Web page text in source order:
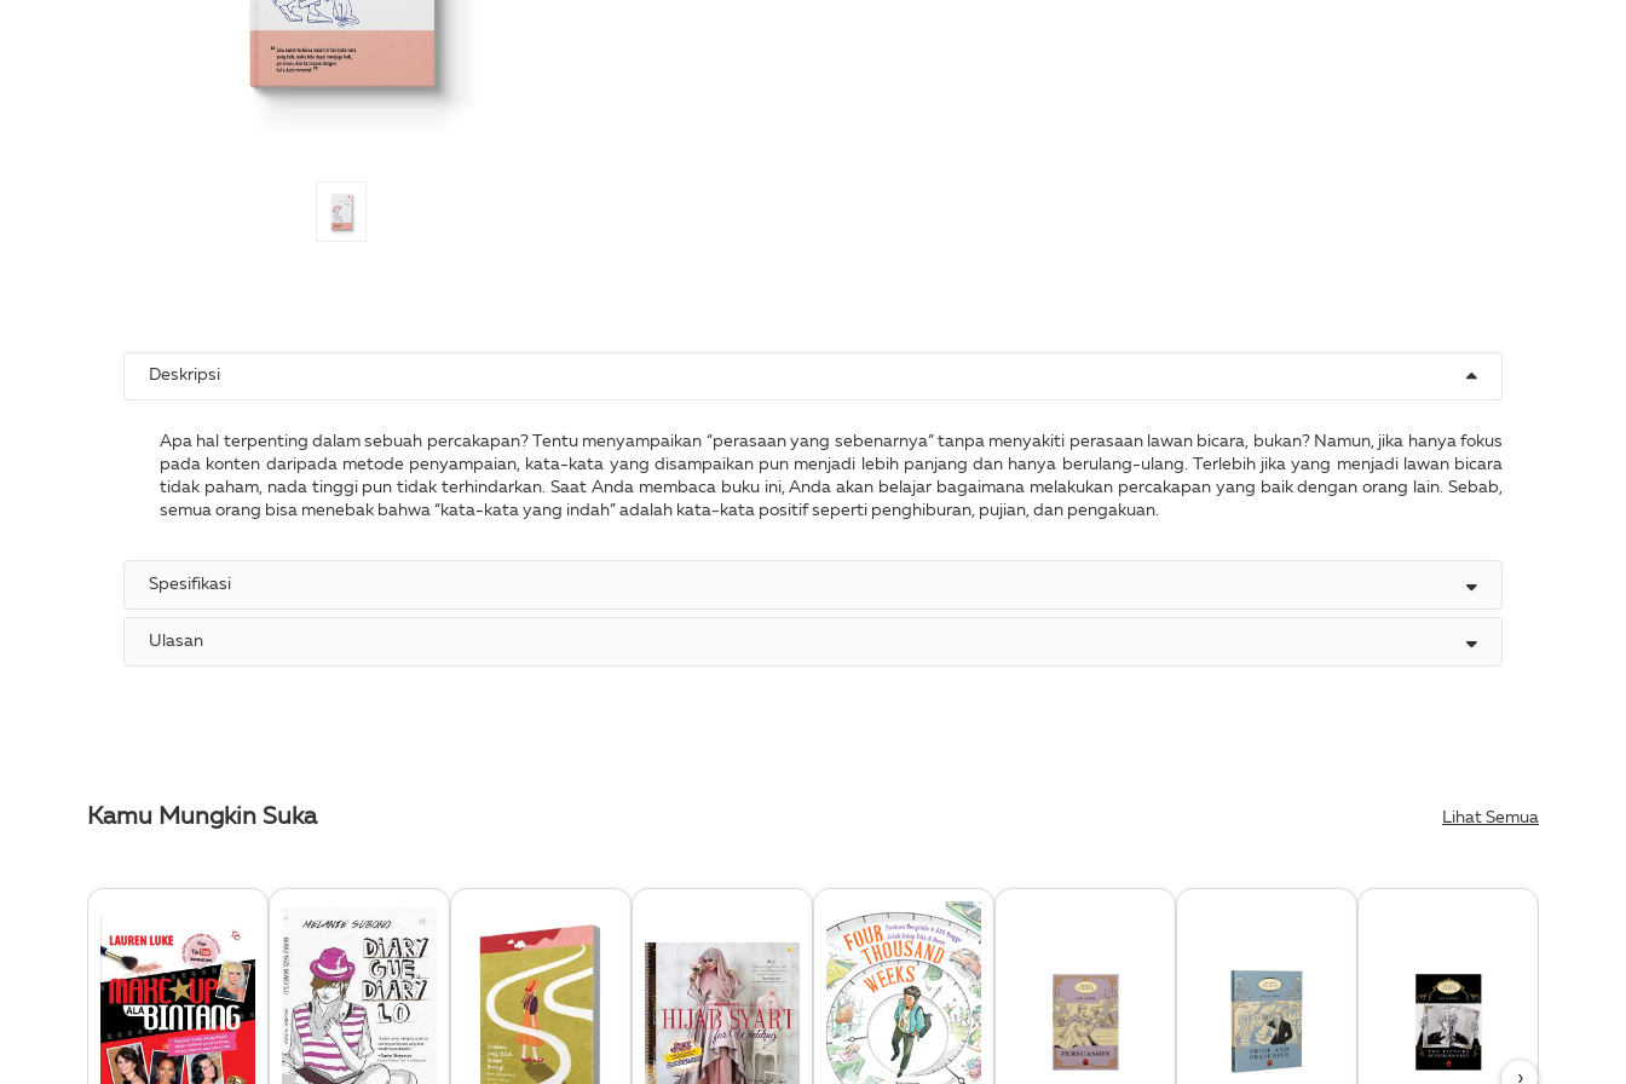
Deskripsi
Apa hal terpenting dalam sebuah percakapan? Tentu menyampaikan “perasaan yang sebenarnya” tanpa menyakiti perasaan lawan bicara, bukan? Namun, jika hanya fokus
pada konten daripada metode penyampaian, kata-kata yang disampaikan pun menjadi lebih panjang dan hanya berulang-ulang. Terlebih jika yang menjadi lawan bicara
tidak paham, nada tinggi pun tidak terhindarkan. Saat Anda membaca buku ini, Anda akan belajar bagaimana melakukan percakapan yang baik dengan orang lain. Sebab,
semua orang bisa menebak bahwa “kata-kata yang indah” adalah kata-kata positif seperti penghiburan, pujian, dan pengakuan.
Spesifikasi
Ulasan
Kamu Mungkin Suka Lihat Semua
›